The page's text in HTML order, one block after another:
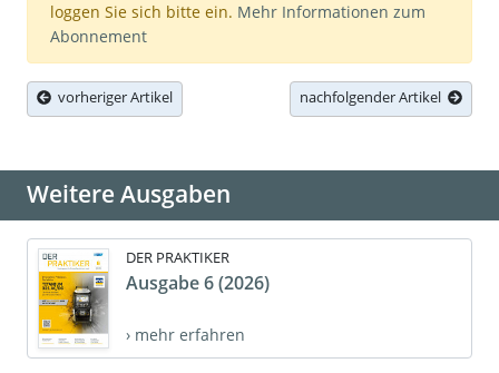
loggen Sie sich bitte ein. Mehr Informationen zum
Abonnement
vorheriger Artikel nachfolgender Artikel
Weitere Ausgaben
DER PRAKTIKER
Ausgabe 6 (2026)
› mehr erfahren